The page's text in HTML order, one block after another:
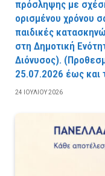
πρόσληψης με
ορισμένου χρόνου
παιδικές
στη Δημοτική
Διόνυσος).
25.07.2026 έως και
24 ΙΟΥΛΊΟΥ 2026